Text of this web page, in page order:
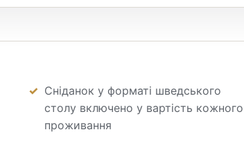
Сніданок у форматі шведського
столу включено у вартість кожного
проживання